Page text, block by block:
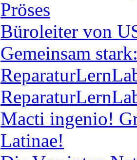
Pröses
Büroleiter von
Gemeinsam
Macti ingenio!
Latinae!